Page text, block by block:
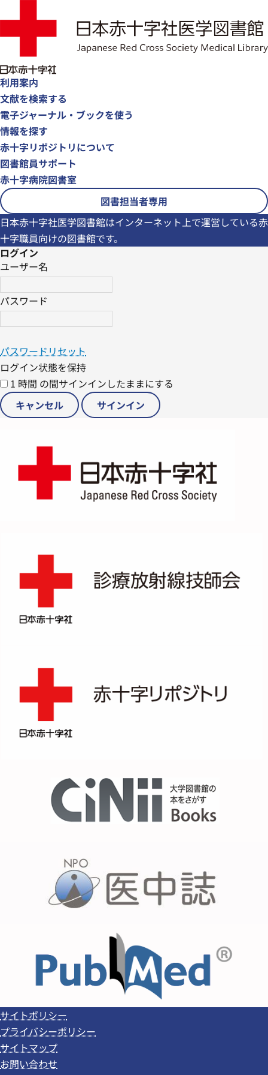
利用案内
文献を検索する
電子ジャーナル・ブックを使う
情報を探す
赤十字リポジトリについて
図書館員サポート
赤十字病院図書室
図書担当者専用
日本赤十字社医学図書館はインターネット上で運営している赤
十字職員向けの図書館です。
ログイン
ユーザー名
パスワード
パスワードリセット
ログイン状態を保持
1 時間 の間サインインしたままにする
キャンセル
サインイン
サイトポリシー
プライバシーポリシー
サイトマップ
お問い合わせ